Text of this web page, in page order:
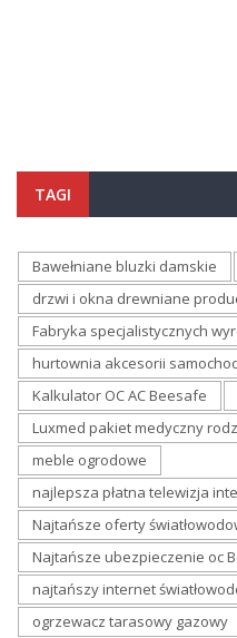
TAGI
Bawełniane bluzki damskie
drzwi i okna drewniane
Fabryka specjalistycznych
hurtownia akcesorii
Kalkulator OC AC Beesafe
Luxmed pakiet medyczny
meble ogrodowe
najlepsza płatna telewizja
Najtańsze oferty
Najtańsze ubezpieczenie oc
najtańszy internet
ogrzewacz tarasowy gazowy